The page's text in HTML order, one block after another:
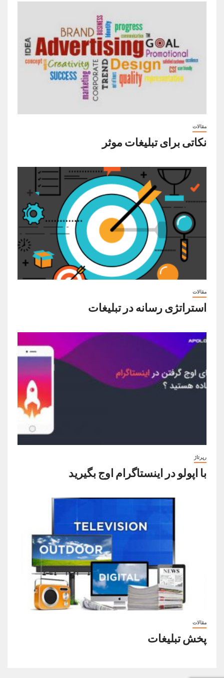
مقالات
نکاتی برای تبلیغات موثر
مقالات
استراتژی رسانه در تبلیغات
رپرتاژ
با اپولو در اینستاگرام اوج بگیرید
مقالات
پخش تبلیغات